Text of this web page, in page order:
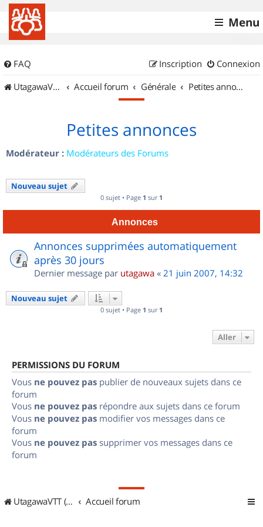
Menu
FAQ Connexion
Inscription
UtagawaVTT (Randos VTT et VTTAE avec traces GPS)
Accueil forum Générale Petites annonces
Petites annonces
Modérateur : Modérateurs des Forums
Nouveau sujet
0 sujet • Page 1 sur 1
Annonces
Annonces supprimées automatiquement
après 30 jours
Dernier message par utagawa « 21 juin 2007, 14:32
Nouveau sujet
0 sujet • Page 1 sur 1
Aller
PERMISSIONS DU FORUM
Vous ne pouvez pas publier de nouveaux sujets dans ce
forum
Vous ne pouvez pas répondre aux sujets dans ce forum
Vous ne pouvez pas modifier vos messages dans ce
forum
Vous ne pouvez pas supprimer vos messages dans ce
forum
UtagawaVTT (Randos VTT et VTTAE avec traces GPS) Accueil forum